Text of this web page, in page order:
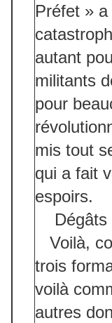
Préfet » a
autant
militants
pour
mis tout
qui a fait
espoirs.
Dégâts
Voilà,
trois
voilà
autres